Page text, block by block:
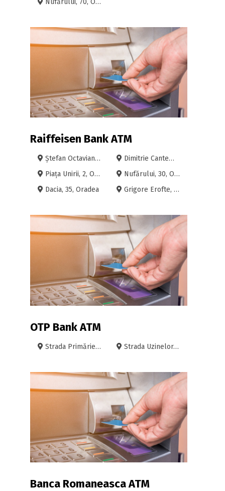
Nufărului, 70, Oradea
Raiffeisen Bank ATM
Ștefan Octavian Iosif, 7, Oradea
Dimitrie Cantemir, 2B, Oradea
Piața Unirii, 2, Oradea
Nufărului, 30, Oradea
Dacia, 35, Oradea
Grigore Erofte, 22, Oradea
OTP Bank ATM
Strada Primăriei, 36, Oradea Strada Uzinelor, 12, Oradea
Banca Romaneasca ATM